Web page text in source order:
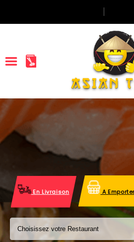
ACCUEIL
LA CARTE
VOS AVIS
MENTIONS LÉGALES
C.G.V
En Livraison A